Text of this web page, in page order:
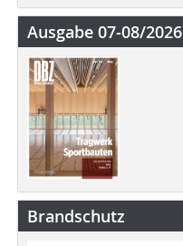
Ausgabe 07-08/2026
Brandschutz